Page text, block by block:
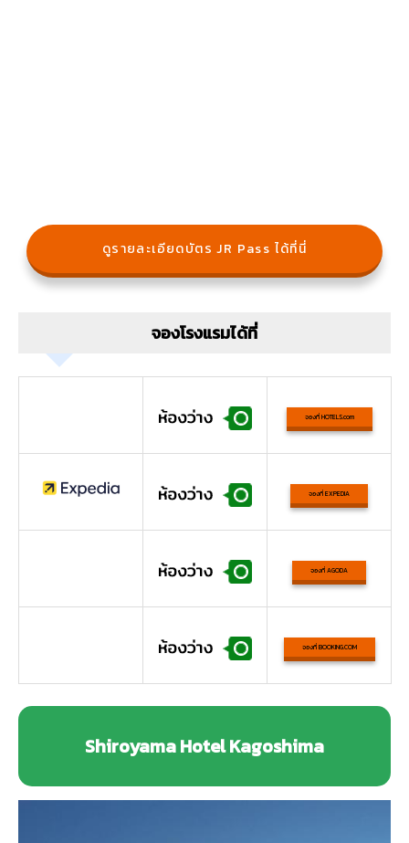
ดูรายละเอียดบัตร JR Pass ได้ที่นี่
จองโรงแรมได้ที่
จองที่ HOTELS.com
จองที่ EXPEDIA
จองที่ AGODA
จองที่ BOOKING.COM
Shiroyama Hotel Kagoshima